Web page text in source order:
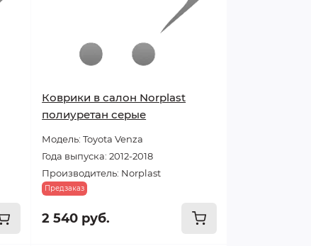
Коврики в салон Norplast
полиуретан серые
Модель: Toyota Venza
Года выпуска: 2012-2018
Производитель: Norplast
Предзаказ
2 540 руб.